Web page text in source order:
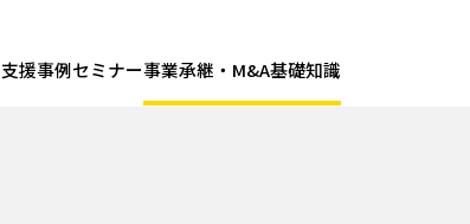
支援事例セミナー事業承継・M&A基礎知識